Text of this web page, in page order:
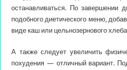
останавливаться. По завершении
подобного диетического меню,
виде каш или цельнозернового
А также следует увеличить
похудения — отличный вариант.